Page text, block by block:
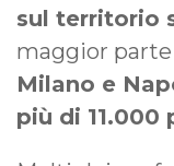
sul territorio
maggior
Milano e
più di 11.000